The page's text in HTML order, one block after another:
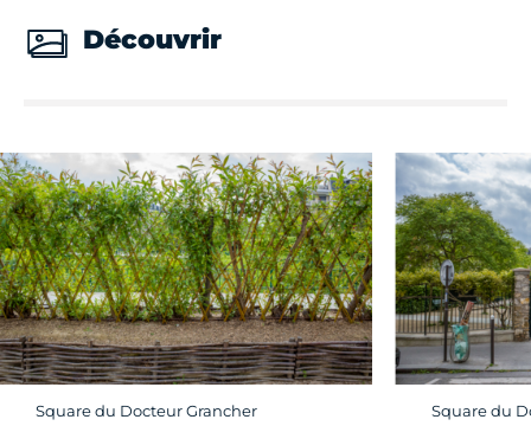
Découvrir
Square du Docteur Grancher Square du